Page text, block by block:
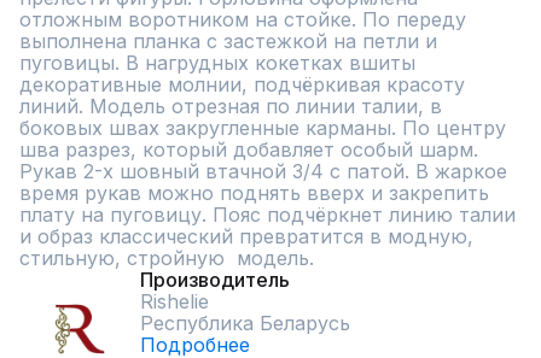
отложным воротником на стойке. По переду
выполнена планка с застежкой на петли и
пуговицы. В нагрудных кокетках вшиты
декоративные молнии, подчёркивая красоту
линий. Модель отрезная по линии талии, в
боковых швах закругленные карманы. По центру
шва разрез, который добавляет особый шарм.
Рукав 2-х шовный втачной 3/4 с патой. В жаркое
время рукав можно поднять вверх и закрепить
плату на пуговицу. Пояс подчёркнет линию талии
и образ классический превратится в модную,
стильную, стройную  модель.
Производитель
Rishelie
Республика Беларусь
Подробнее